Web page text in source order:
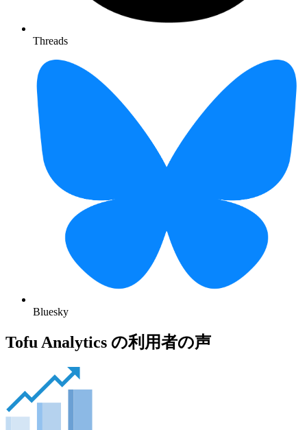
Threads
Bluesky
Tofu Analytics の利用者の声